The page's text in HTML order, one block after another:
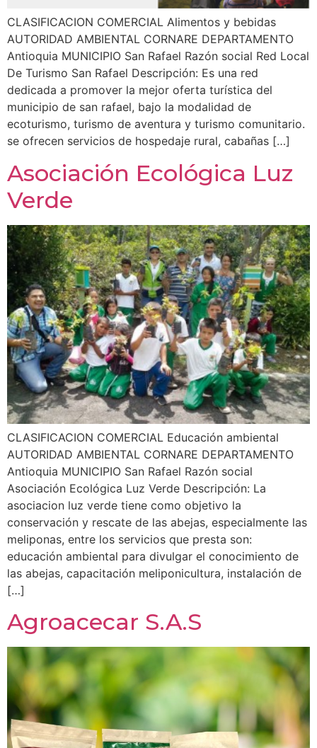
CLASIFICACION COMERCIAL Alimentos y bebidas
AUTORIDAD AMBIENTAL CORNARE DEPARTAMENTO
Antioquia MUNICIPIO San Rafael Razón social Red Local
De Turismo San Rafael Descripción: Es una red
dedicada a promover la mejor oferta turística del
municipio de san rafael, bajo la modalidad de
ecoturismo, turismo de aventura y turismo comunitario.
se ofrecen servicios de hospedaje rural, cabañas […]
Asociación Ecológica Luz
Verde
CLASIFICACION COMERCIAL Educación ambiental
AUTORIDAD AMBIENTAL CORNARE DEPARTAMENTO
Antioquia MUNICIPIO San Rafael Razón social
Asociación Ecológica Luz Verde Descripción: La
asociacion luz verde tiene como objetivo la
conservación y rescate de las abejas, especialmente las
meliponas, entre los servicios que presta son:
educación ambiental para divulgar el conocimiento de
las abejas, capacitación meliponicultura, instalación de
[…]
Agroacecar S.A.S